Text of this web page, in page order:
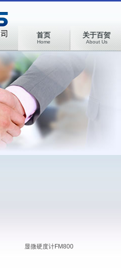
首页
Home
关于百贺
About Us
显微硬度计FM800